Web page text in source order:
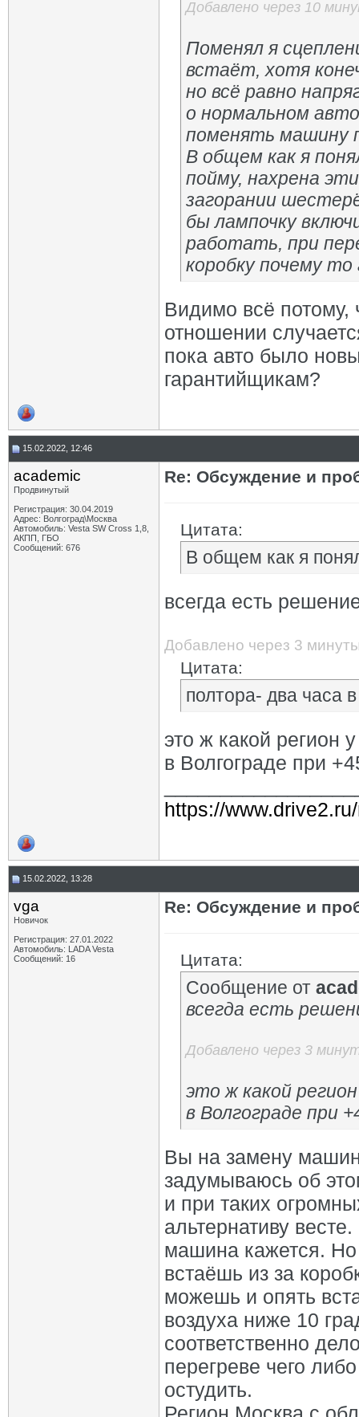
Добавлено через 10
Поменял я
встаёт, хотя
но всё равно
о нормальном
поменять машину
В общем как я
пойму, нахрена
загорании
бы лампочку
работать, при
коробку почему
Видимо всё потому,
отношении
пока авто было
гарантийщикам?
15.02.2022, 12:46
academic
Продвинутый
Регистрация: 30.04.2019
Адрес: Волгоград\Москва
Автомобиль: Vesta SW Cross 1,8,
АКПП, ГБО
Сообщений: 676
Re: Обсуждение и
Цитата:
В общем как я
всегда есть
Добавлено через 3
Цитата:
полтора- два часа
это ж какой регион
в Волгограде при
https://
15.02.2022, 13:28
vga
Новичок
Регистрация: 27.01.2022
Автомобиль: LADA Vesta
Сообщений: 16
Re: Обсуждение и
Цитата:
Сообщение от
всегда есть
Добавлено через 3
это ж какой
в Волгограде при
Вы на замену
задумываюсь об
и при таких
альтернативу
машина кажется. Но
встаёшь из за
можешь и опять
воздуха ниже 10
соответственно
перегреве чего
остудить.